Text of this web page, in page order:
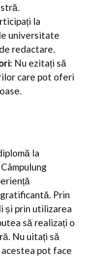
la
universitate
redactare.
Nu ezitați să
care pot oferi
la
Prin
și prin utilizarea
să realizați o
Nu uitați să
pot face